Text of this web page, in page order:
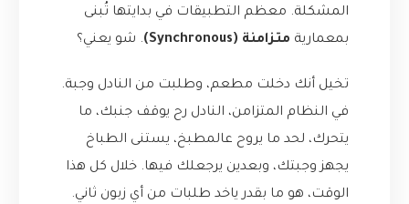
المشكلة. معظم التطبيقات في بدايتها تُبنى
بمعمارية متزامنة (Synchronous) . شو يعني؟
تخيل أنك دخلت مطعم، وطلبت من النادل وجبة.
في النظام المتزامن، النادل رح يوقف جنبك، ما
يتحرك، لحد ما يروح عالمطبخ، يستنى الطباخ
يجهز وجبتك، وبعدين يرجعلك فيها. خلال كل هذا
الوقت، هو ما بقدر ياخد طلبات من أي زبون ثاني.